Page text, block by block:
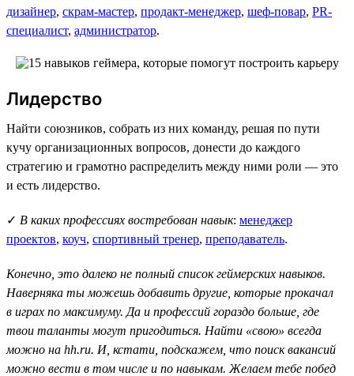
дизайнер, скрам-мастер, продакт-менеджер, шеф-повар, PR-
специалист, администратор.
Лидерство
Найти союзников, собрать из них команду, решая по пути
кучу организационных вопросов, донести до каждого
стратегию и грамотно распределить между ними роли — это
и есть лидерство.
✓ В каких профессиях востребован навык: менеджер
проектов, коуч, спортивный тренер, преподаватель.
Конечно, это далеко не полный список геймерских навыков.
Наверняка ты можешь добавить другие, которые прокачал
в играх по максимуму. Да и профессий гораздо больше, где
твои таланты могут пригодиться. Найти «свою» всегда
можно на hh.ru. И, кстати, подскажем, что поиск вакансий
можно вести в том числе и по навыкам. Желаем тебе побед